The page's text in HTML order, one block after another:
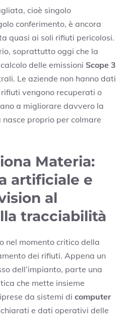
cioè singolo
conferimento, è ancora
quasi ai soli rifiuti pericolosi.
soprattutto oggi che la
delle emissioni Scope 3
Le aziende non hanno dati
vengono recuperati o
a migliorare davvero la
proprio per colmare
Materia:
artificiale e
al
tracciabilità
nel momento critico della
dei rifiuti. Appena un
dell’impianto, parte una
che mette insieme
da sistemi di computer
e dati operativi delle